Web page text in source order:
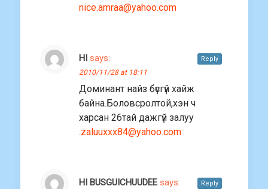
nice.amraa@yahoo.com
HI says:
2010/11/28 at 18:11
Доминант найз бүсгүй хайж
байна.Боловсролтой,хэн ч
харсан 26тай дажгүй залуу
.zaluuxxx84@yahoo.com
Reply
HI BUSGUICHUUDEE says: Reply